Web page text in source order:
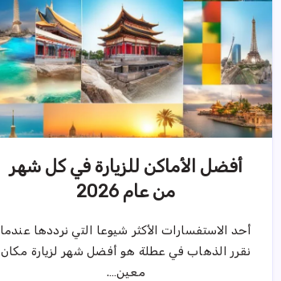
أفضل الأماكن للزيارة في كل شهر
من عام 2026
أحد الاستفسارات الأكثر شيوعا التي نرددها عندما
نقرر الذهاب في عطلة هو أفضل شهر لزيارة مكان
معين….